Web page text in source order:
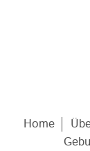
Home